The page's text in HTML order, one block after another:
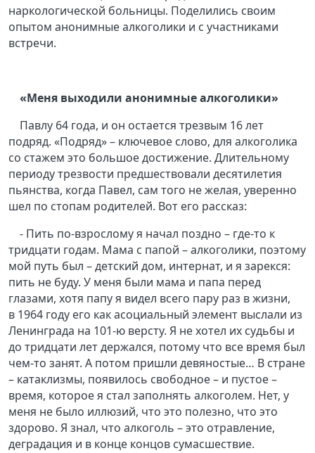
наркологической больницы. Поделились своим
опытом анонимные алкоголики и с участниками
встречи.
«Меня выходили анонимные алкоголики»
Павлу 64 года, и он остается трезвым 16 лет
подряд. «Подряд» – ключевое слово, для алкоголика
со стажем это большое достижение. Длительному
периоду трезвости предшествовали десятилетия
пьянства, когда Павел, сам того не желая, уверенно
шел по стопам родителей. Вот его рассказ:
- Пить по-взрослому я начал поздно – где-то к
тридцати годам. Мама с папой – алкоголики, поэтому
мой путь был – детский дом, интернат, и я зарекся:
пить не буду. У меня были мама и папа перед
глазами, хотя папу я видел всего пару раз в жизни,
в 1964 году его как асоциальный элемент выслали из
Ленинграда на 101-ю версту. Я не хотел их судьбы и
до тридцати лет держался, потому что все время был
чем-то занят. А потом пришли девяностые… В стране
– катаклизмы, появилось свободное – и пустое –
время, которое я стал заполнять алкоголем. Нет, у
меня не было иллюзий, что это полезно, что это
здорово. Я знал, что алкоголь – это отравление,
деградация и в конце концов сумасшествие.